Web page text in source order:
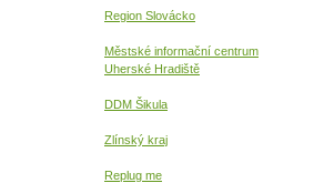
Region Slovácko
Městské informační centrum
Uherské Hradiště
DDM Šikula
Zlínský kraj
Replug me